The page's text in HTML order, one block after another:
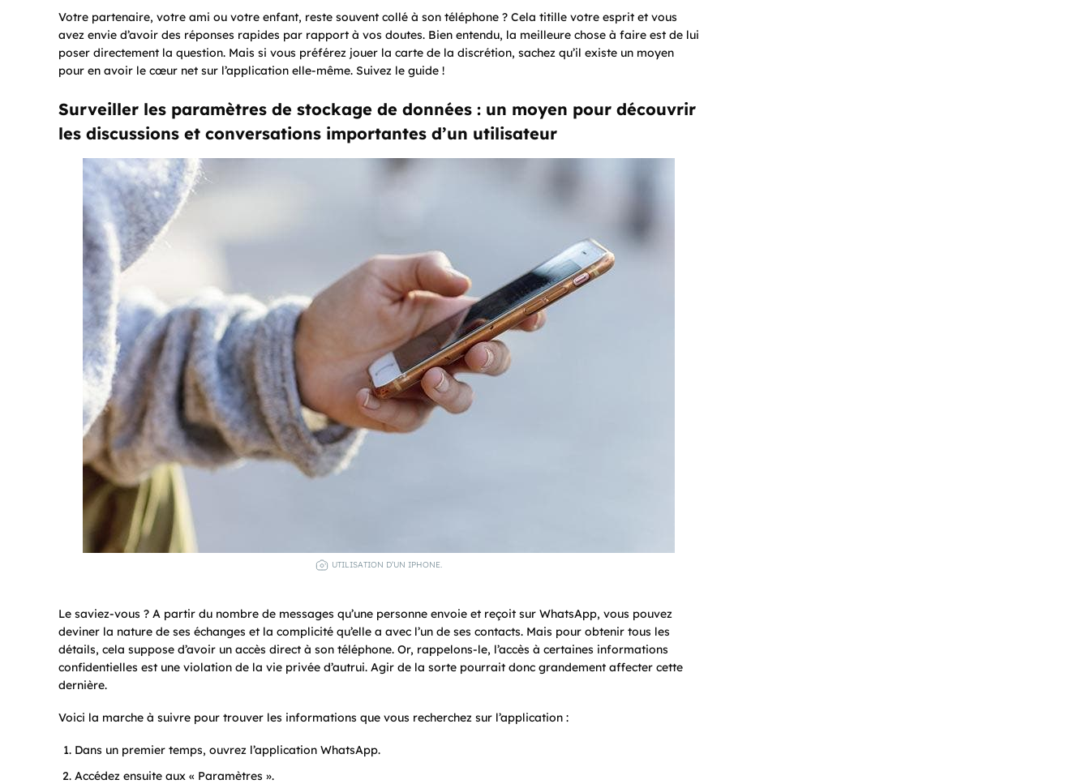
Votre partenaire, votre ami ou votre enfant, reste souvent collé à son téléphone ? Cela titille votre esprit et vous
avez envie d’avoir des réponses rapides par rapport à vos doutes. Bien entendu, la meilleure chose à faire est de lui
poser directement la question. Mais si vous préférez jouer la carte de la discrétion, sachez qu’il existe un moyen
pour en avoir le cœur net sur l’application elle-même. Suivez le guide !
Surveiller les paramètres de stockage de données : un moyen pour découvrir
les discussions et conversations importantes d’un utilisateur
UTILISATION D’UN IPHONE.
Le saviez-vous ? A partir du nombre de messages qu’une personne envoie et reçoit sur WhatsApp, vous pouvez
deviner la nature de ses échanges et la complicité qu’elle a avec l’un de ses contacts. Mais pour obtenir tous les
détails, cela suppose d’avoir un accès direct à son téléphone. Or, rappelons-le, l’accès à certaines informations
confidentielles est une violation de la vie privée d’autrui. Agir de la sorte pourrait donc grandement affecter cette
dernière.
Voici la marche à suivre pour trouver les informations que vous recherchez sur l’application :
Dans un premier temps, ouvrez l’application WhatsApp.
Accédez ensuite aux « Paramètres ».